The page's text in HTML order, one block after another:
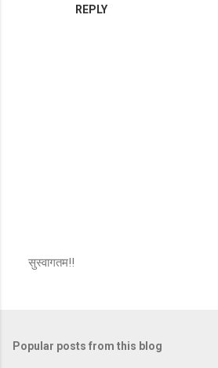
REPLY
C
सुस्वागतम!!
Popular posts from this blog